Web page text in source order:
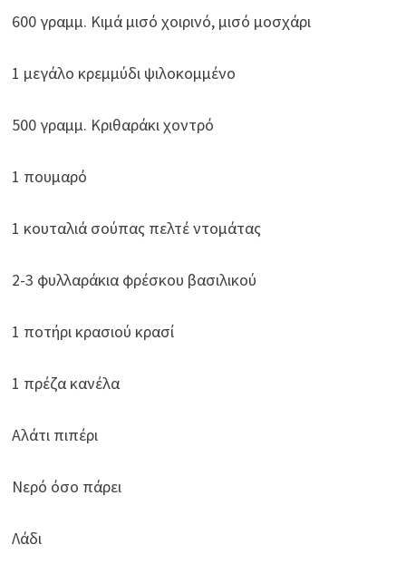
600 γραμμ. Κιμά μισό χοιρινό, μισό μοσχάρι
1 μεγάλο κρεμμύδι ψιλοκομμένο
500 γραμμ. Κριθαράκι χοντρό
1 πουμαρό
1 κουταλιά σούπας πελτέ ντομάτας
2-3 φυλλαράκια φρέσκου βασιλικού
1 ποτήρι κρασιού κρασί
1 πρέζα κανέλα
Αλάτι πιπέρι
Νερό όσο πάρει
Λάδι